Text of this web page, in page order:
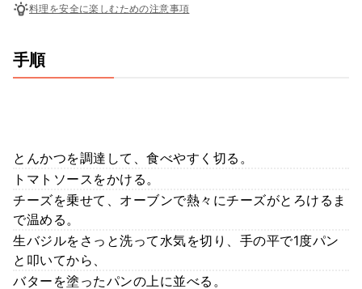
料理を安全に楽しむための注意事項
手順
とんかつを調達して、食べやすく切る。
トマトソースをかける。
チーズを乗せて、オーブンで熱々にチーズがとろけるま
で温める。
生バジルをさっと洗って水気を切り、手の平で1度パン
と叩いてから、
バターを塗ったパンの上に並べる。